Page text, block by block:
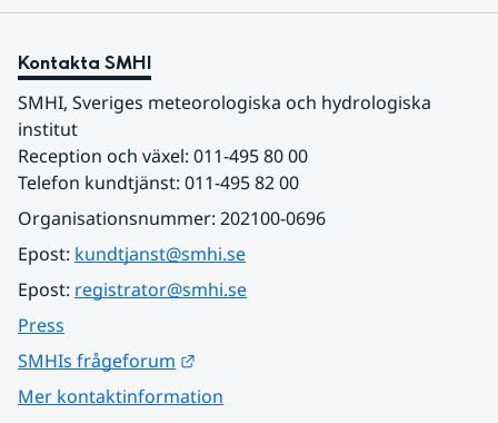
Kontakta SMHI
SMHI, Sveriges meteorologiska och hydrologiska
institut
Reception och växel: 011-495 80 00
Telefon kundtjänst: 011-495 82 00
Organisationsnummer: 202100-0696
Epost: kundtjanst@smhi.se
Epost: registrator@smhi.se
Press
SMHIs frågeforum
Mer kontaktinformation